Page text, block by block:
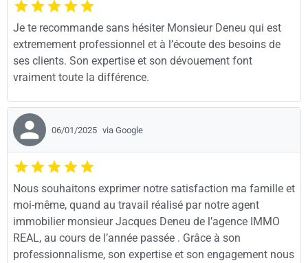
Je te recommande sans hésiter Monsieur Deneu qui est
extremement professionnel et à l’écoute des besoins de
ses clients. Son expertise et son dévouement font
vraiment toute la différence.
06/01/2025 via Google
Nous souhaitons exprimer notre satisfaction ma famille et
moi-même, quand au travail réalisé par notre agent
immobilier monsieur Jacques Deneu de l’agence IMMO
REAL, au cours de l’année passée . Grâce à son
professionnalisme, son expertise et son engagement nous